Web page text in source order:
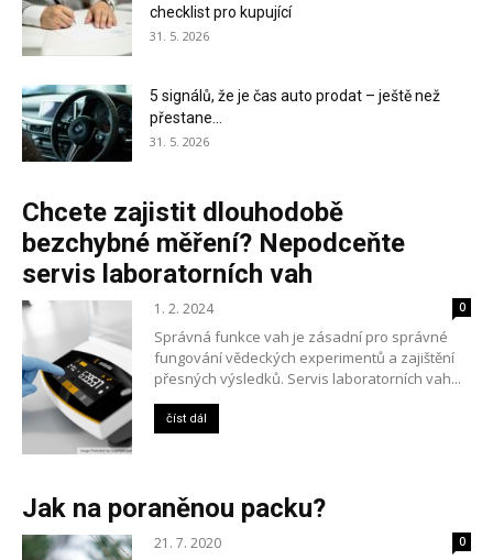
checklist pro kupující
31. 5. 2026
5 signálů, že je čas auto prodat – ještě než
přestane...
31. 5. 2026
Chcete zajistit dlouhodobě
bezchybné měření? Nepodceňte
servis laboratorních vah
1. 2. 2024 0
Správná funkce vah je zásadní pro správné
fungování vědeckých experimentů a zajištění
přesných výsledků. Servis laboratorních vah...
číst dál
Jak na poraněnou packu?
21. 7. 2020 0